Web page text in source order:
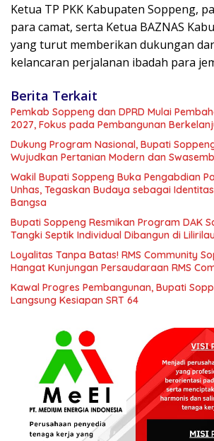
Ketua TP PKK Kabupaten Soppeng,
para camat, serta Ketua BAZNAS
yang turut memberikan dukungan
kelancaran perjalanan ibadah para
Berita Terkait
Pemkab Soppeng dan DPRD Mulai
2027, Fokus pada Pembangunan
Dukung Program Nasional, Bupati
Wujudkan Pertanian Modern dan
Wakil Bupati Soppeng Buka Pengabdian
Unhas, Tegaskan Budaya sebagai
Bangsa
Bupati Soppeng Resmikan Program DAK
Tangki Septik Individual Dibangun di Lilirilau
Loyalitas Tanpa Batas! RMS Community
Hangat Kunjungan Persaudaraan RMS
Kawal Progres Pembangunan, Bupati
Langsung Kesiapan SRT 64